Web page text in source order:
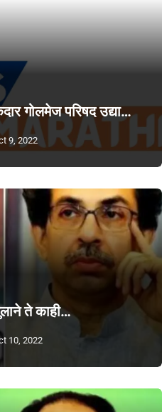
गोलमेज परिषद उद्या…
9, 2022
ते काही…
10, 2022